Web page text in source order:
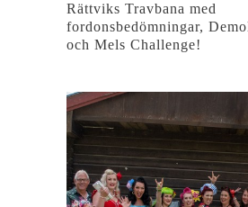
Rättviks Travbana med
fordonsbedömningar,
och Mels Challenge!